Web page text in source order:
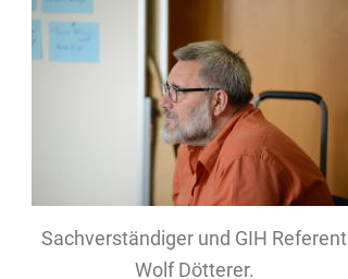
Sachverständiger und GIH Referent
Wolf Dötterer.